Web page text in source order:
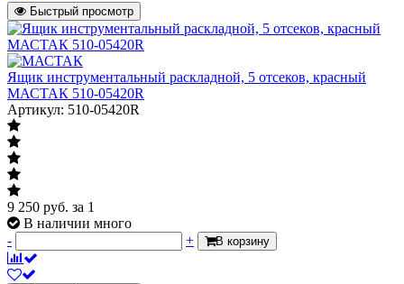
Быстрый просмотр
Ящик инструментальный раскладной, 5 отсеков, красный
МАСТАК 510-05420R
Артикул: 510-05420R
9 250 руб. за 1
В наличии много
-
+ В корзину